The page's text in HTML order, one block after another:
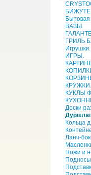
Бытовая
ВАЗЫ
ГРИЛЬ
Игрушки.
ИГРЫ.
КРУЖКИ.
КУКЛЫ
Доски
Кольца
Ланч-
Ножи и